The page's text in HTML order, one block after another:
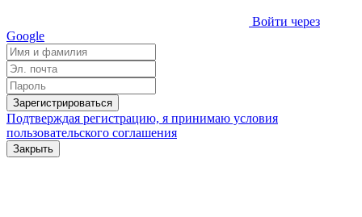
Войти через
Google
Зарегистрироваться
Подтверждая регистрацию, я принимаю условия
пользовательского соглашения
Закрыть